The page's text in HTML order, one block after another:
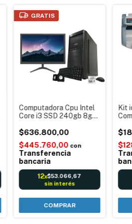
GRATIS
Computadora Cpu Intel
Core i3 SSD 240gb 8gb
Mouse y teclado -
Windows 10 - Ideal
Oficinas comercios
Punto de venta
$636.800,00
$445.760,00 con
Transferencia
bancaria
12x$53.066,67
sin interés
Kit